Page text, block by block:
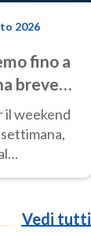
2026
fino a
breve
il weekend
Vedi tutti